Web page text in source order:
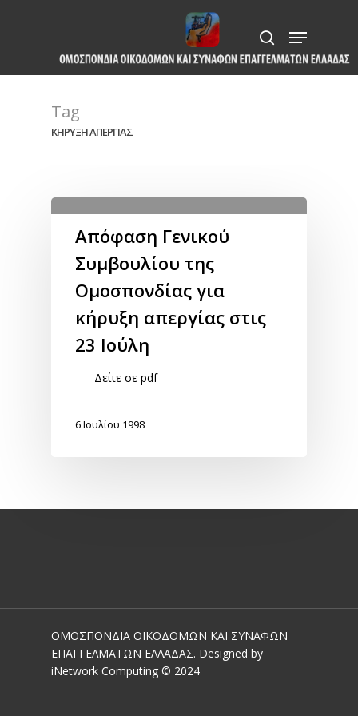
content
search
Menu
Tag
ΚΗΡΥΞΗ ΑΠΕΡΓΙΑΣ
Απόφαση Γενικού
Συμβουλίου της
Ομοσπονδίας για
κήρυξη απεργίας στις
23 Ιούλη
Δείτε σε pdf
6 Ιουλίου 1998
ΟΜΟΣΠΟΝΔΙΑ ΟΙΚΟΔΟΜΩΝ ΚΑΙ ΣΥΝΑΦΩΝ
ΕΠΑΓΓΕΛΜΑΤΩΝ ΕΛΛΑΔΑΣ. Designed by
iNetwork Computing © 2024